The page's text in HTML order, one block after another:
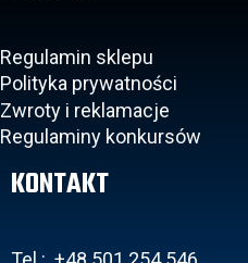
Regulamin sklepu
Polityka prywatności
Zwroty i reklamacje
Regulaminy konkursów
KONTAKT